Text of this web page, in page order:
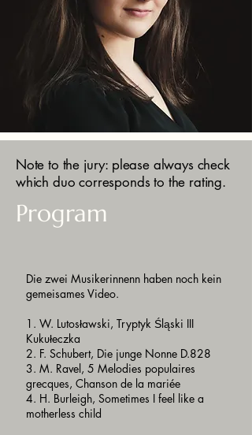
Note to the jury: please always check
which duo corresponds to the rating.
Program
Die zwei Musikerinnenn haben noch kein
gemeisames Video.
1. W. Lutosławski, Tryptyk Śląski III
Kukułeczka
2. F. Schubert, Die junge Nonne D.828
3. M. Ravel, 5 Melodies populaires
grecques, Chanson de la mariée
4. H. Burleigh, Sometimes I feel like a
motherless child